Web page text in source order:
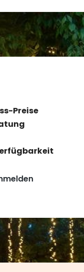
Preise